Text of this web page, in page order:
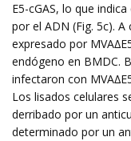
E5-cGAS, lo que
por el ADN (Fig. 5c).
expresado por
endógeno en BMDC.
infectaron con
Los lisados ​​celulares
derribado por un
determinado por un